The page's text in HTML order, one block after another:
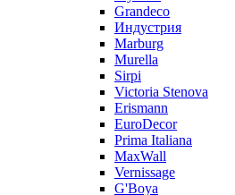
Grandeco
Индустрия
Marburg
Murella
Sirpi
Victoria Stenova
Erismann
EuroDecor
Prima Italiana
MaxWall
Vernissage
G'Boya